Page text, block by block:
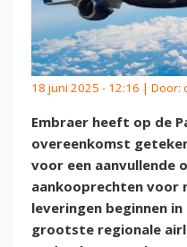
18 juni 2025 - 12:16 | Door:
Embraer heeft op de
overeenkomst
voor een aanvullende
aankooprechten voor
leveringen beginnen
grootste regionale